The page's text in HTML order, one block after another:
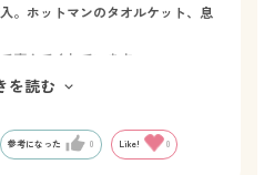
。ホットマンのタオルケット、息
喜んでくれています。
ど使用した事がありますが、長年
を読む
参考になった 0 Like! 0